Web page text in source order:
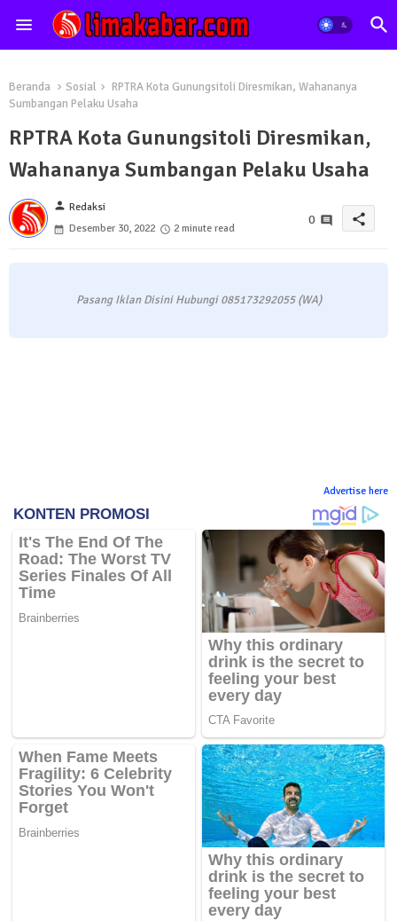
Beranda Sosial
RPTRA Kota Gunungsitoli Diresmikan, Wahananya
Sumbangan Pelaku Usaha
RPTRA Kota Gunungsitoli Diresmikan,
Wahananya Sumbangan Pelaku Usaha
person Redaksi
Desember 30, 2022
2 minute read
0 share
Pasang Iklan Disini Hubungi 085173292055 (WA)
Advertise here